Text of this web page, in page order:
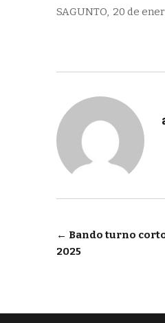
SAGUNTO, 20 de
Navegación
de
← Bando turno corto
2025